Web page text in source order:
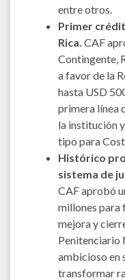
entre otros.
Primer
Rica. CAF
Contingente,
a favor de la
hasta USD
primera línea
la institución
tipo para
Histórico
sistema de
CAF aprobó
millones para
mejora y
Penitenciario
ambicioso en
transformar